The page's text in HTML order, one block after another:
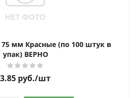
мм Красные (по 100 штук в
упак) ВЕРНО
3.85 руб./шт